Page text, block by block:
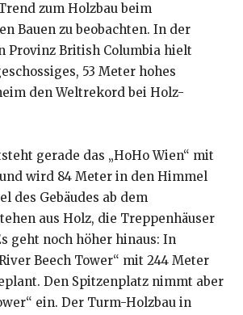
zum Holzbau beim
Bauen zu beobachten. In der
Provinz British Columbia hielt
53 Meter hohes
den Weltrekord bei Holz-
gerade das „HoHo Wien“ mit
wird 84 Meter in den Himmel
des Gebäudes ab dem
aus Holz, die Treppenhäuser
geht noch höher hinaus: In
Beech Tower“ mit 244 Meter
Den Spitzenplatz nimmt aber
ein. Der Turm-Holzbau in